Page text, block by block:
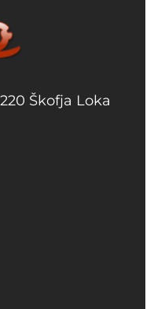
Škofja Loka